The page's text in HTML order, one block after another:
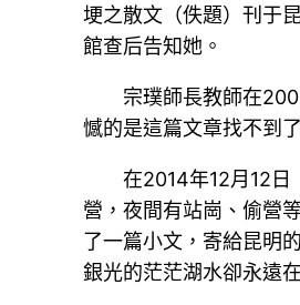
埂之散文（佚題）刊于
館查后告知她。
宗璞師長教師在
憾的是這篇文章找不到
在2014年12月12日
營，夜間有站崗、偷營
了一篇小文，寄給昆明
銀光的茫茫湖水卻永遠